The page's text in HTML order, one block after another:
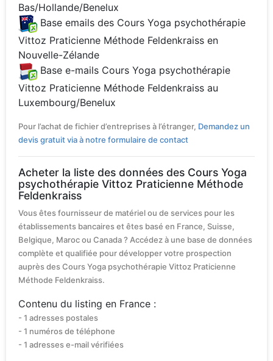
Bas/Hollande/Benelux
Base emails des Cours Yoga psychothérapie
Vittoz Praticienne Méthode Feldenkraiss en
Nouvelle-Zélande
Base e-mails Cours Yoga psychothérapie
Vittoz Praticienne Méthode Feldenkraiss au
Luxembourg/Benelux
Pour l’achat de fichier d’entreprises à l’étranger, Demandez un
devis gratuit via à notre formulaire de contact
Acheter la liste des données des Cours Yoga
psychothérapie Vittoz Praticienne Méthode
Feldenkraiss
Vous êtes fournisseur de matériel ou de services pour les
établissements bancaires et êtes basé en France, Suisse,
Belgique, Maroc ou Canada ? Accédez à une base de données
complète et qualifiée pour développer votre prospection
auprès des Cours Yoga psychothérapie Vittoz Praticienne
Méthode Feldenkraiss.
Contenu du listing en France :
- 1 adresses postales
- 1 numéros de téléphone
- 1 adresses e-mail vérifiées